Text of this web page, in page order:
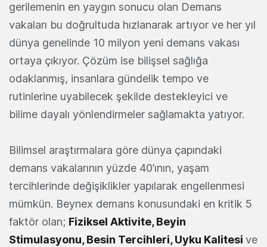
gerilemenin en yaygın sonucu olan Demans
vakaları bu doğrultuda hızlanarak artıyor ve her yıl
dünya genelinde 10 milyon yeni demans vakası
ortaya çıkıyor. Çözüm ise bilişsel sağlığa
odaklanmış, insanlara gündelik tempo ve
rutinlerine uyabilecek şekilde destekleyici ve
bilime dayalı yönlendirmeler sağlamakta yatıyor.
Bilimsel araştırmalara göre dünya çapındaki
demans vakalarının yüzde 40’ının, yaşam
tercihlerinde değişiklikler yapılarak engellenmesi
mümkün. Beynex demans konusundaki en kritik 5
faktör olan; Fiziksel Aktivite, Beyin
Stimulasyonu, Besin Tercihleri, Uyku Kalitesi ve